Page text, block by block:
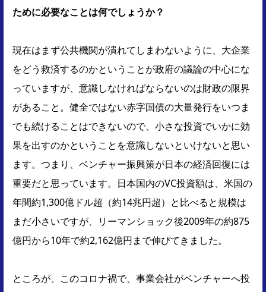
ために必要なことは何でしょうか？
現在はまず公共機関が潰れてしまわないように、大企業
をどう救済するのかということが政府の議論の中心にな
っていますが、意識しなければならないのは財政の限界
があること。健全ではない赤字国債の大量発行をいつま
でも続けることはできないので、小さな投資でいかに効
果を出すのかということを意識しないといけないと思い
ます。つまり、ベンチャー振興策が日本の経済回復には
重要だと思っています。日本国内のVC投資額は、米国の
年間約1,300億ドル超（約14兆円超）と比べると規模は
まだ小さいですが、リーマンショック後2009年の約875
億円から10年で約2,162億円まで伸びてきました。
ところが、このコロナ禍で、事業会社がベンチャーへ投